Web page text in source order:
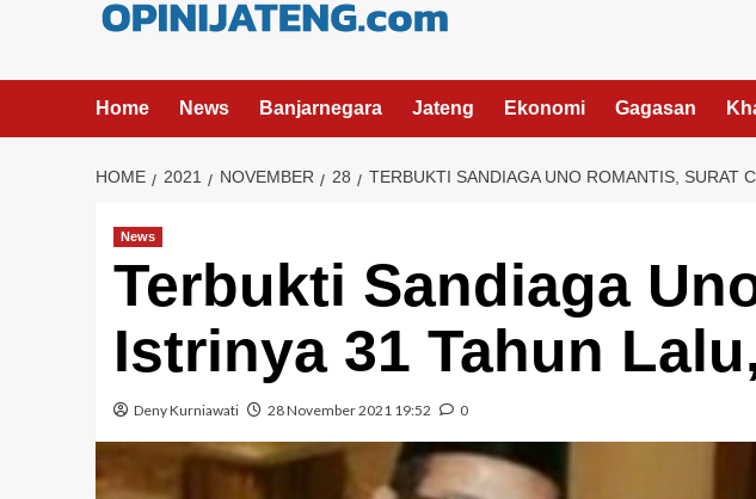
Home News Banjarnegara Jateng Ekonomi Gagasan
HOME 2021 NOVEMBER 28 TERBUKTI SANDIAGA UNO ROMANTIS, SURAT
News
Terbukti Sandiaga
Istrinya 31 Tahun
Deny Kurniawati 28 November 2021 19:52 0